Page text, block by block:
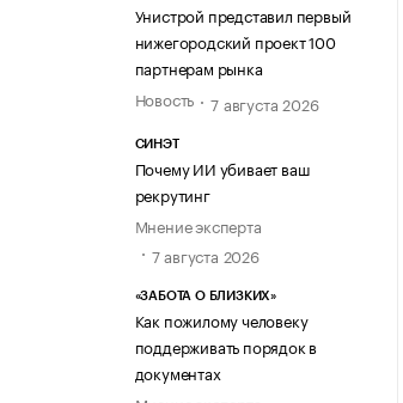
Унистрой представил первый
нижегородский проект 100
партнерам рынка
Новость
7 августа 2026
СИНЭТ
Почему ИИ убивает ваш
рекрутинг
Мнение эксперта
7 августа 2026
«ЗАБОТА О БЛИЗКИХ»
Как пожилому человеку
поддерживать порядок в
документах